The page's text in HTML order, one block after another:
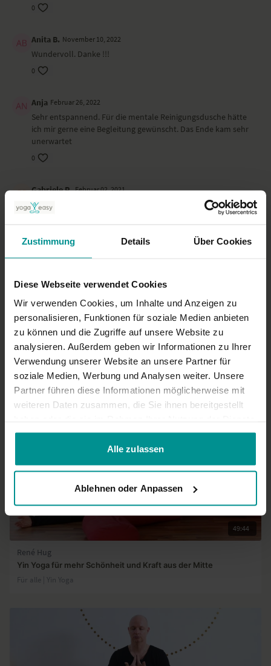
Zustimmung Details Über Cookies
Diese Webseite verwendet Cookies
Wir verwenden Cookies, um Inhalte und Anzeigen zu
personalisieren, Funktionen für soziale Medien anbieten
zu können und die Zugriffe auf unsere Website zu
analysieren. Außerdem geben wir Informationen zu Ihrer
Verwendung unserer Website an unsere Partner für
soziale Medien, Werbung und Analysen weiter. Unsere
Partner führen diese Informationen möglicherweise mit
weiteren Daten zusammen, die Sie ihnen bereitgestellt
gesammelt haben.
Alle zulassen
Ablehnen oder Anpassen
0
Anita B. November 10, 2022
Wundervoll. Danke !!!
0
Anja Februar 26, 2022
Sehr entspannend. Für die mentale Reinigungsdusche hätte
ich mir gerne eine Begleitung gewünscht. Das Ende kam sehr
unerwartet
0
Gabriele R. Februar 02, 2021
Ich mag diese Kerzenmeditation. Sie wirkt einfach beruhigend
auf mich. DANKE! 🙏
abruptes Ende...
Mehr laden
Ähnliche Videos
49:44
René Hug
Yin Yoga für mehr Schönheit und Kraft aus der Mitte
Für alle | Yin Yoga